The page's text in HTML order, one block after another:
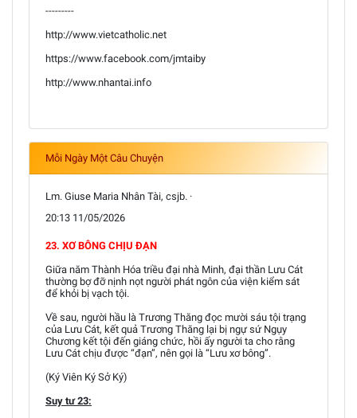
---------
http://www.vietcatholic.net
https://www.facebook.com/jmtaiby
http://www.nhantai.info
Mỗi Ngày Một Câu Chuyện
Lm. Giuse Maria Nhân Tài, csjb. ·
20:13 11/05/2026
23. XƠ BÔNG CHỊU ĐẠN
Giữa năm Thành Hóa triều đại nhà Minh, đại thần Lưu Cát
thường bợ đỡ nịnh nọt người phát ngôn của viện kiểm sát
để khỏi bị vạch tội.
Về sau, người hầu là Trương Thăng đọc mười sáu tội trạng
của Lưu Cát, kết quả Trương Thăng lại bị ngự sứ Ngụy
Chương kết tội đến giáng chức, hồi ấy người ta cho rằng
Lưu Cát chịu được “đạn”, nên gọi là “Lưu xơ bông”.
(Ký Viên Ký Sở Ký)
Suy tư 23: